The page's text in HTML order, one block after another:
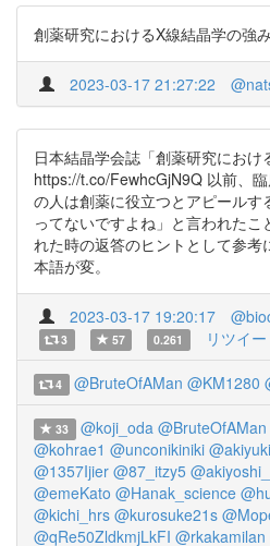
創薬研究におけるX線結晶学の強
2023-03-17 21:27:22
日本結晶学会誌「創薬研究におけ
https://t.co/FewhcGjN9Q 以前、
の人は創薬に役立つとアピール
ってないですよね」と言われた
れた時の返答のヒントとして参考
本語が変。
2023-03-17 19:20:17
3 57 0.261 リツイ
4 @BruteOfAMan @KM1280
33 @koji_oda @BruteOfAMan
@kohrae1 @unconikiniki
@1357Ijier @87_itzy5
@emeKato @Hanak_science
@kichi_hrs @kurosuke21s
@qRe50ZldkmjLkFI @rkakamilan